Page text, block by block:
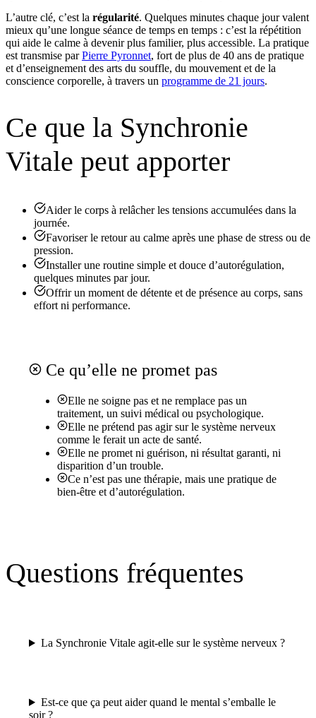
L’autre clé, c’est la régularité. Quelques minutes chaque jour valent
mieux qu’une longue séance de temps en temps : c’est la répétition
qui aide le calme à devenir plus familier, plus accessible. La pratique
est transmise parPierre Pyronnet, fort de plus de 40 ans de pratique
et d’enseignement des arts du souffle, du mouvement et de la
conscience corporelle, à travers un programme de 21 jours.
Ce que la Synchronie
Vitale peut apporter
Aider le corps à relâcher les tensions accumulées dans la
journée.
Favoriser le retour au calme après une phase de stress ou de
pression.
Installer une routine simple et douce d’autorégulation,
quelques minutes par jour.
Offrir un moment de détente et de présence au corps, sans
effort ni performance.
Ce qu’elle ne promet pas
Elle ne soigne pas et ne remplace pas un
traitement, un suivi médical ou psychologique.
Elle ne prétend pas agir sur le système nerveux
comme le ferait un acte de santé.
Elle ne promet ni guérison, ni résultat garanti, ni
disparition d’un trouble.
Ce n’est pas une thérapie, mais une pratique de
bien-être et d’autorégulation.
Questions fréquentes
La Synchronie Vitale agit-elle sur le système nerveux ?
Est-ce que ça peut aider quand le mental s’emballe le
soir ?